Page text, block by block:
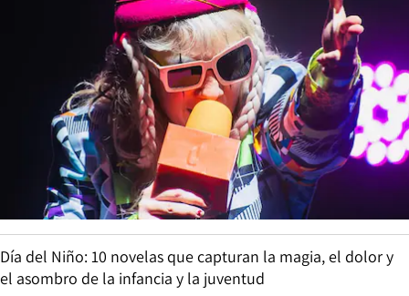
Día del Niño: 10 novelas que capturan la magia, el dolor y
el asombro de la infancia y la juventud